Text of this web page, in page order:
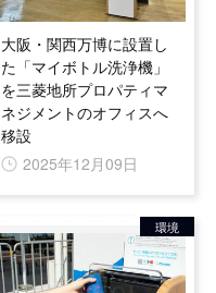
大阪・関西万博に設置し
た「マイボトル洗浄機」
を三菱地所プロパティマ
ネジメントのオフィスへ
移設
2025年12月09日
環境